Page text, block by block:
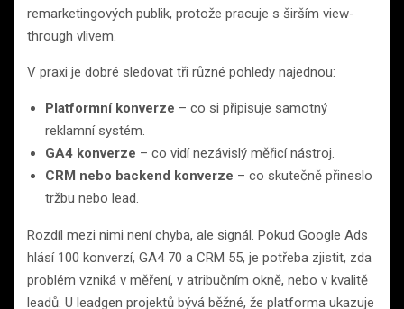
remarketingových publik, protože pracuje s širším view-
through vlivem.
V praxi je dobré sledovat tři různé pohledy najednou:
Platformní konverze – co si připisuje samotný
reklamní systém.
GA4 konverze – co vidí nezávislý měřicí nástroj.
CRM nebo backend konverze – co skutečně přineslo
tržbu nebo lead.
Rozdíl mezi nimi není chyba, ale signál. Pokud Google Ads
hlásí 100 konverzí, GA4 70 a CRM 55, je potřeba zjistit, zda
problém vzniká v měření, v atribučním okně, nebo v kvalitě
leadů. U leadgen projektů bývá běžné, že platforma ukazuje